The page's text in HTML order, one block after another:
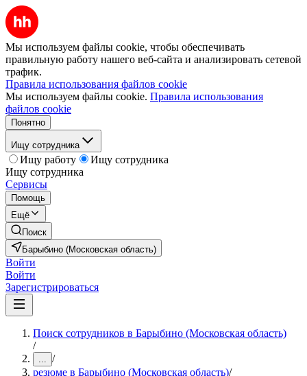
Мы используем файлы cookie, чтобы обеспечивать
правильную работу нашего веб-сайта и анализировать сетевой
трафик.
Правила использования файлов cookie
Мы используем файлы cookie. Правила использования
файлов cookie
Понятно
Ищу сотрудника
Ищу работу
Ищу сотрудника
Ищу сотрудника
Сервисы
Помощь
Ещё
Поиск
Барыбино (Московская область)
Войти
Войти
Зарегистрироваться
Поиск сотрудников в Барыбино (Московская область)
/
... /
резюме в Барыбино (Московская область)/